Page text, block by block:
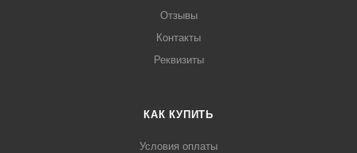
Отзывы
Контакты
Реквизиты
КАК КУПИТЬ
Условия оплаты